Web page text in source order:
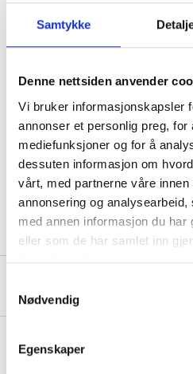
Samtykke
Denne nettsiden anvender
Vi bruker informasjonskapsler
annonser et personlig preg, for
mediefunksjoner og for å
dessuten informasjon om
vårt, med partnerne våre innen
annonsering og
med annen informasjon du har
eller som de har samlet inn
Nødvendig
Egenskaper
Surface treatment
Pipe diameter
Width
Height
Thickness